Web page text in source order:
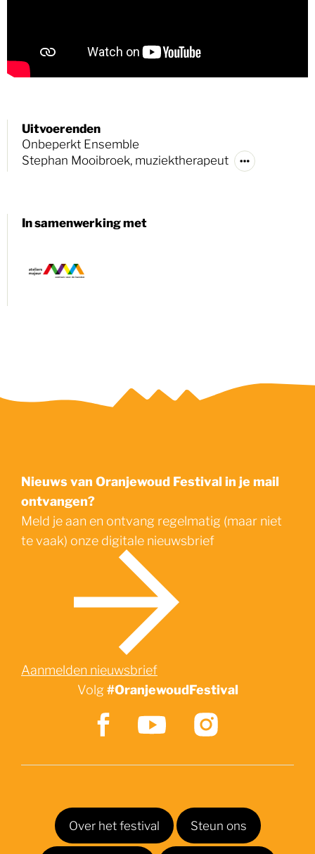
Uitvoerenden
Onbeperkt Ensemble
Stephan Mooibroek, muziektherapeut
In samenwerking met
Nieuws van Oranjewoud Festival in je mail
ontvangen?
Meld je aan en ontvang regelmatig (maar niet
te vaak) onze digitale nieuwsbrief
Aanmelden nieuwsbrief
Volg #OranjewoudFestival
Over het festival Steun ons